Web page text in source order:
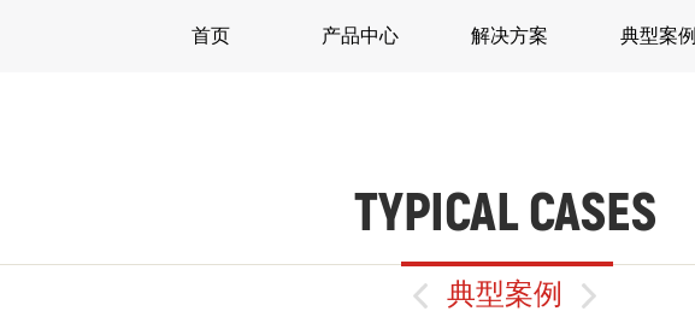
产品中心 解决方案 典型案例
首页
TYPICAL CASES
 典型案例 